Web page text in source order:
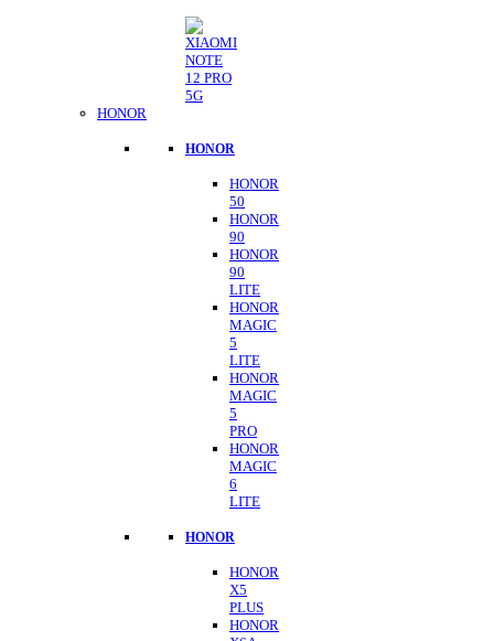
HONOR
HONOR
HONOR
50
HONOR
90
HONOR
90
LITE
HONOR
MAGIC
5
LITE
HONOR
MAGIC
5
PRO
HONOR
MAGIC
6
LITE
HONOR
HONOR
X5
PLUS
HONOR